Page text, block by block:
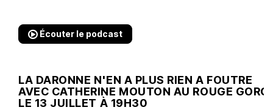
Écouter le podcast
LA DARONNE N'EN A PLUS RIEN A FOUTRE
AVEC CATHERINE MOUTON AU ROUGE
LE 13 JUILLET À 19H30